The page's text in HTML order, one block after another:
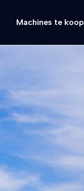
Machines te koop